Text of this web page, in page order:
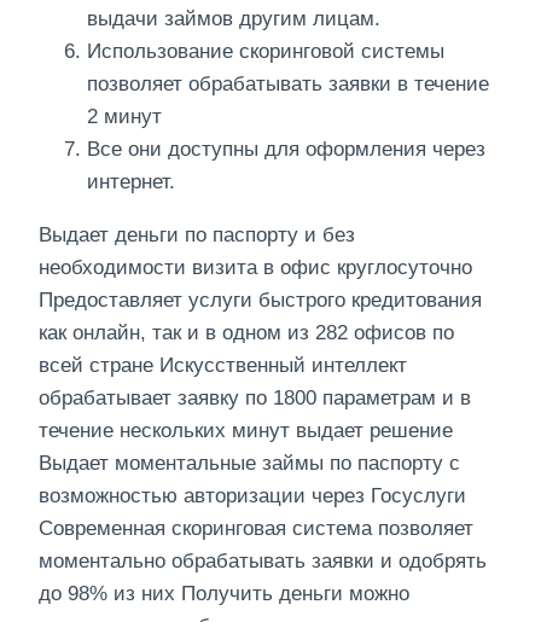
выдачи займов другим лицам.
Использование скоринговой системы
позволяет обрабатывать заявки в течение
2 минут
Все они доступны для оформления через
интернет.
Выдает деньги по паспорту и без
необходимости визита в офис круглосуточно
Предоставляет услуги быстрого кредитования
как онлайн, так и в одном из 282 офисов по
всей стране Искусственный интеллект
обрабатывает заявку по 1800 параметрам и в
течение нескольких минут выдает решение
Выдает моментальные займы по паспорту с
возможностью авторизации через Госуслуги
Современная скоринговая система позволяет
моментально обрабатывать заявки и одобрять
до 98% из них Получить деньги можно